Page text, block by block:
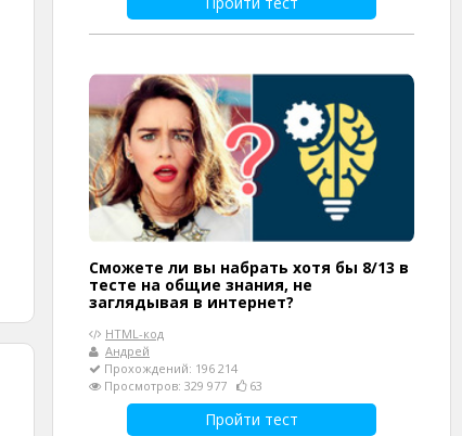
Сможете ли вы набрать хотя бы 8/13 в
тесте на общие знания, не
заглядывая в интернет?
HTML-код
Андрей
Прохождений: 196 214
Просмотров: 329 977
63
Пройти тест